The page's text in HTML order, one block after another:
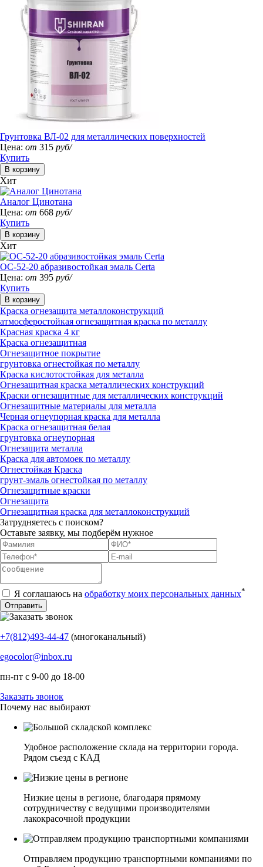
Грунтовка ВЛ-02 для металлических поверхностей
Цена: от 315 руб/
Купить
Хит
Аналог Цинотана
Цена: от 668 руб/
Купить
Хит
ОС-52-20 абразивостойкая эмаль Certa
Цена: от 395 руб/
Купить
Краска огнезащита металлоконструкций
атмосферостойкая огнезащитная краска по металлу
Красная краска 4 кг
Краска огнезащитная
Огнезащитное покрытие
грунтовка огнестойкая по металлу
Краска кислотостойкая для металла
Огнезащитная краска металлических конструкций
Краски огнезащитные для металлических конструкций
Огнезащитные материалы для металла
Черная огнеупорная краска для металла
Краска огнезащитная белая
грунтовка огнеупорная
Огнезащита металла
Краска для автомоек по металлу
Огнестойкая Краска
грунт-эмаль огнестойкая по металлу
Огнезащитные краски
Огнезащита
Огнезащитная краска для металлоконструкций
Затрудняетесь с поиском?
Оставьте заявку, мы подберём нужное
Я соглашаюсь на обработку моих персональных данных*
+7(812)493-44-47 (многоканальный)
egocolor@inbox.ru
пн-пт с 9-00 до 18-00
Заказать звонок
Почему нас выбирают
Удобное расположение склада на территории города.
Рядом съезд с КАД
Низкие цены в регионе, благодаря прямому
сотрудничеству с ведущими производителями
лакокрасочной продукции
Отправляем продукцию транспортными компаниями по